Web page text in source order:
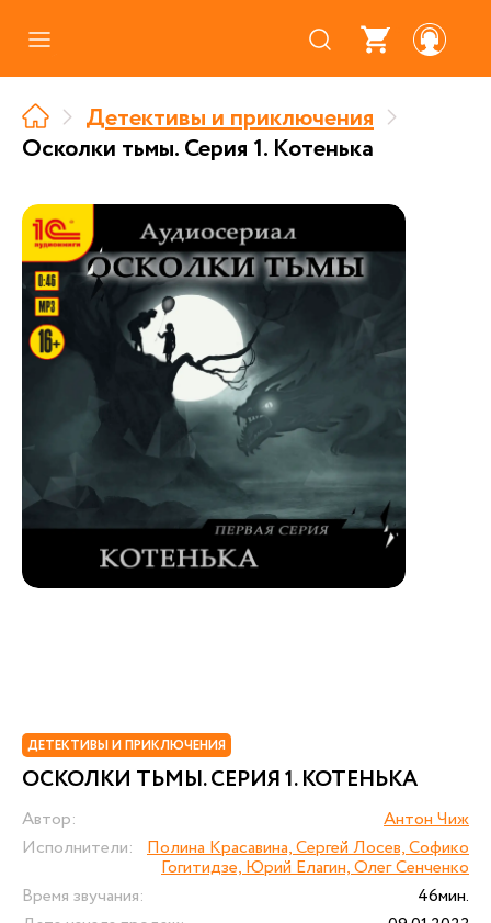
Где купить
О нас
Партнерам
Детективы и приключения
Осколки тьмы. Серия 1. Котенька
ДЕТЕКТИВЫ И ПРИКЛЮЧЕНИЯ
ОСКОЛКИ ТЬМЫ. СЕРИЯ 1. КОТЕНЬКА
Автор:
Антон Чиж
Исполнители:
Полина Красавина, Сергей Лосев, Софико
Гогитидзе, Юрий Елагин, Олег Сенченко
Время звучания:
46мин.